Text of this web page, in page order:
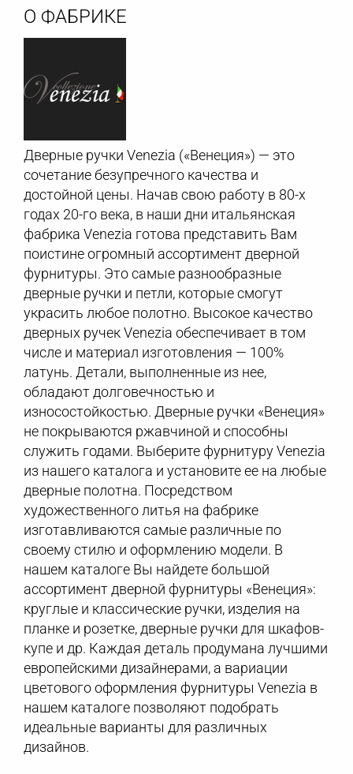
О ФАБРИКЕ
Дверные ручки Venezia («Венеция») — это
сочетание безупречного качества и
достойной цены. Начав свою работу в 80-х
годах 20-го века, в наши дни итальянская
фабрика Venezia готова представить Вам
поистине огромный ассортимент дверной
фурнитуры. Это самые разнообразные
дверные ручки и петли, которые смогут
украсить любое полотно. Высокое качество
дверных ручек Venezia обеспечивает в том
числе и материал изготовления — 100%
латунь. Детали, выполненные из нее,
обладают долговечностью и
износостойкостью. Дверные ручки «Венеция»
не покрываются ржавчиной и способны
служить годами. Выберите фурнитуру Venezia
из нашего каталога и установите ее на любые
дверные полотна. Посредством
художественного литья на фабрике
изготавливаются самые различные по
своему стилю и оформлению модели. В
нашем каталоге Вы найдете большой
ассортимент дверной фурнитуры «Венеция»:
круглые и классические ручки, изделия на
планке и розетке, дверные ручки для шкафов-
купе и др. Каждая деталь продумана лучшими
европейскими дизайнерами, а вариации
цветового оформления фурнитуры Venezia в
нашем каталоге позволяют подобрать
идеальные варианты для различных
дизайнов.